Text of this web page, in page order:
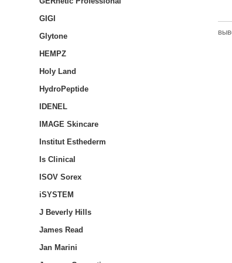
GIGI
Glytone
HEMPZ
Holy Land
HydroPeptide
IDENEL
IMAGE Skincare
Institut Esthederm
Is Clinical
ISOV Sorex
iSYSTEM
J Beverly Hills
James Read
Jan Marini